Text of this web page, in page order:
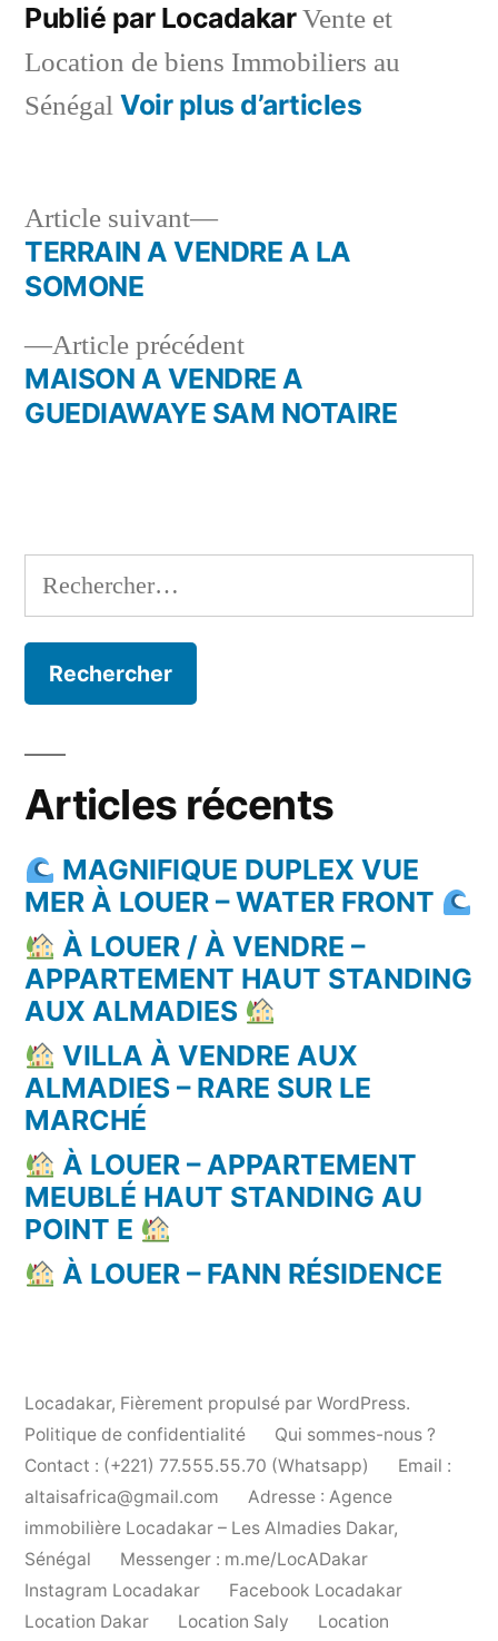
Publié par LocadakarVente et
Location de biens Immobiliers au
Sénégal Voir plus d’articles
Navigation
l’article
Article précédentArticle
précédent :
MAISON A VENDRE A
GUEDIAWAYE SAM NOTAIRE
Article suivant
Article
suivant :
TERRAIN A VENDRE A LA
SOMONE
Rechercher :
Articles récents
MAGNIFIQUE DUPLEX VUE
MER À LOUER – WATER FRONT
À LOUER / À VENDRE –
APPARTEMENT HAUT STANDING
AUX ALMADIES
VILLA À VENDRE AUX
ALMADIES – RARE SUR LE
MARCHÉ
À LOUER – APPARTEMENT
MEUBLÉ HAUT STANDING AU
POINT E
À LOUER – FANN RÉSIDENCE
Locadakar, Fièrement propulsé par WordPress.
Politique de confidentialité
Qui sommes-nous ?
Contact : (+221) 77.555.55.70 (Whatsapp)
Email :
altaisafrica@gmail.com
Adresse : Agence
immobilière Locadakar – Les Almadies Dakar,
Sénégal
Messenger : m.me/LocADakar
Instagram Locadakar
Facebook Locadakar
Location Dakar
Location Saly Location